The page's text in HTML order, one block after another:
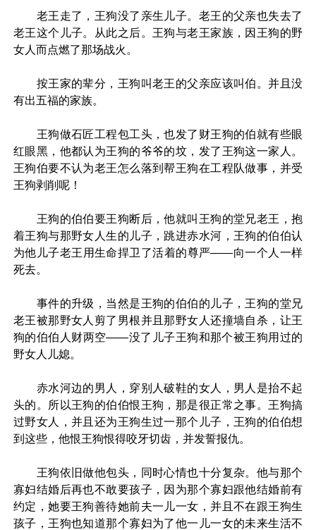
老王走了，王狗没了亲生儿子。老王的父亲也失去了
老王这个儿子。从此之后。王狗与老王家族，因王狗的野
女人而点燃了那场战火。
按王家的辈分，王狗叫老王的父亲应该叫伯。并且没
有出五福的家族。
王狗做石匠工程包工头，也发了财王狗的伯就有些眼
红眼黑，他都认为王狗的爷爷的坟，发了王狗这一家人。
王狗伯要不认为老王怎么落到帮王狗在工程队做事，并受
王狗剥削呢！
王狗的伯伯要王狗断后，他就叫王狗的堂兄老王，抱
着王狗与那野女人生的儿子，跳进赤水河，王狗的伯伯认
为他儿子老王用生命捍卫了活着的尊严——向一个人一样
死去。
事件的升级，当然是王狗的伯伯的儿子，王狗的堂兄
老王被那野女人剪了男根并且那野女人还撞墙自杀，让王
狗的伯伯人财两空——没了儿子王狗和那个被王狗用过的
野女人儿媳。
赤水河边的男人，穿别人破鞋的女人，男人是抬不起
头的。所以王狗的伯伯恨王狗，那是很正常之事。王狗搞
过野女人，并且还为王狗生过一那个儿子，王狗的伯伯想
到这些，他恨王狗恨得咬牙切齿，并发誓报仇。
王狗依旧做他包头，同时心情也十分复杂。他与那个
寡妇结婚后再也不敢要孩子，因为那个寡妇跟他结婚前有
约定，她要王狗善待她前夫一儿一女，并且不在跟王狗生
孩子，王狗也知道那个寡妇为了他一儿一女的未来生活不